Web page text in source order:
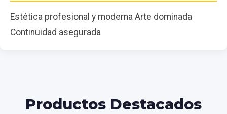
Estética profesional y moderna Arte dominada
Continuidad asegurada
Productos Destacados